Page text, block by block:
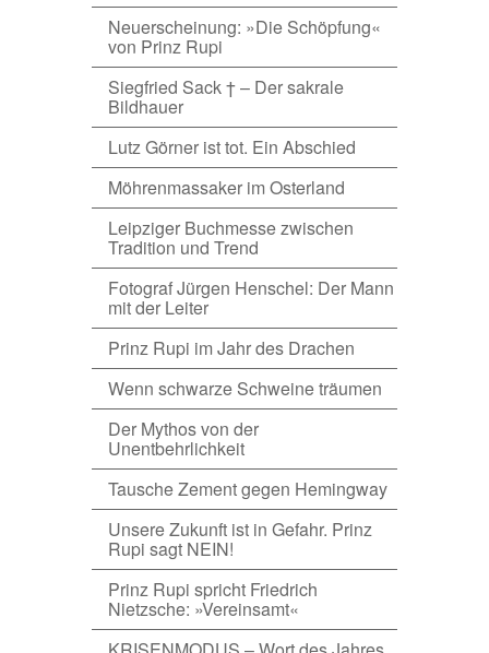
Neuerscheinung: »Die Schöpfung«
von Prinz Rupi
Siegfried Sack † – Der sakrale
Bildhauer
Lutz Görner ist tot. Ein Abschied
Möhrenmassaker im Osterland
Leipziger Buchmesse zwischen
Tradition und Trend
Fotograf Jürgen Henschel: Der Mann
mit der Leiter
Prinz Rupi im Jahr des Drachen
Wenn schwarze Schweine träumen
Der Mythos von der
Unentbehrlichkeit
Tausche Zement gegen Hemingway
Unsere Zukunft ist in Gefahr. Prinz
Rupi sagt NEIN!
Prinz Rupi spricht Friedrich
Nietzsche: »Vereinsamt«